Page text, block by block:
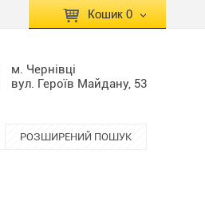
Кошик 0
м. Чернівці
вул. Героїв Майдану, 53
РОЗШИРЕНИЙ ПОШУК